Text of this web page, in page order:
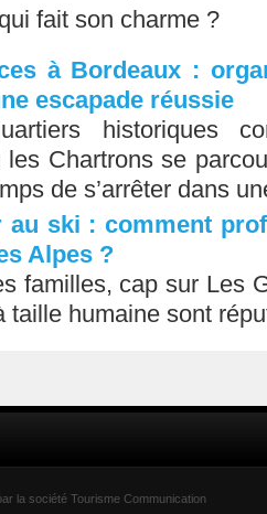
fait son charme ?
à Bordeaux :
escapade réussie
historiques
Chartrons se
de s’arrêter dans
au ski : comment
Alpes ?
familles, cap sur Les
taille humaine sont
la société Tourisme Communication